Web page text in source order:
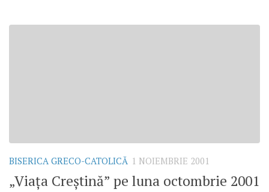
BISERICA GRECO-CATOLICĂ 1 NOIEMBRIE 2001
„Viaţa Creştină” pe luna octombrie 2001